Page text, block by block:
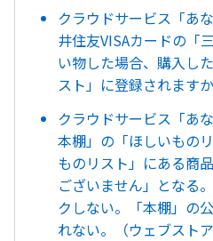
クラウドサービス「あ
井住友VISAカードの「
い物した場合、購入し
スト」に登録されます
クラウドサービス「あ
本棚」の「ほしいもの
ものリスト」にある商
ございません」となる
クしない。「本棚」の
れない。（ウェブストア